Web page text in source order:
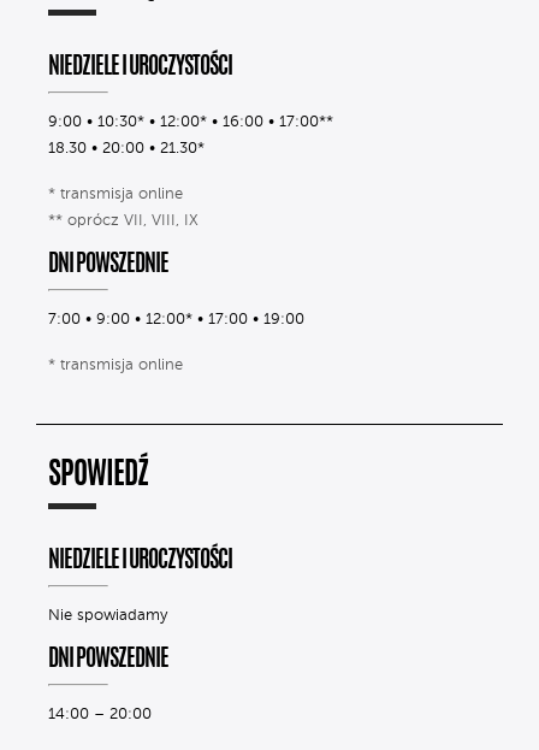
NIEDZIELE I UROCZYSTOŚCI
9:00 • 10:30* • 12:00* • 16:00 • 17:00**
18.30 • 20:00 • 21.30*
* transmisja online
** oprócz VII, VIII, IX
DNI POWSZEDNIE
7:00 • 9:00 • 12:00* • 17:00 • 19:00
* transmisja online
SPOWIEDŹ
NIEDZIELE I UROCZYSTOŚCI
Nie spowiadamy
DNI POWSZEDNIE
14:00 – 20:00